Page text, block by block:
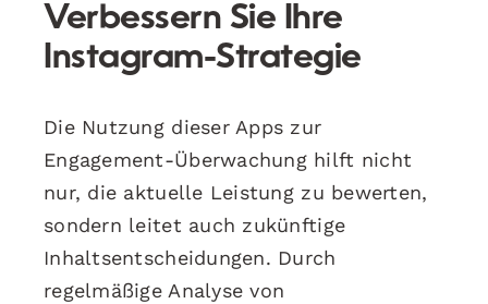
Verbessern Sie Ihre
Instagram-Strategie
Die Nutzung dieser Apps zur
Engagement-Überwachung hilft nicht
nur, die aktuelle Leistung zu bewerten,
sondern leitet auch zukünftige
Inhaltsentscheidungen. Durch
regelmäßige Analyse von